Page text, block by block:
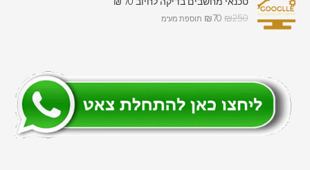
₪250
₪70 תוספת מע"מ